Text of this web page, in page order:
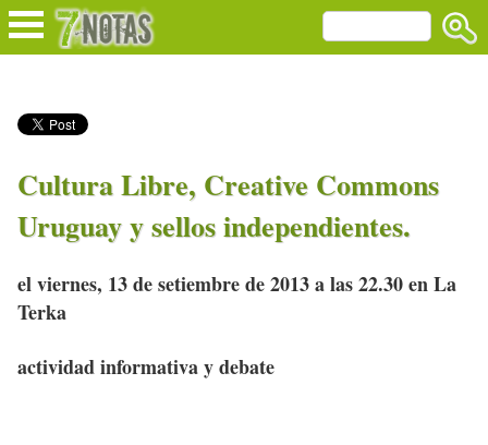
Cultura Libre, Creative Commons
Uruguay y sellos independientes.
el viernes, 13 de setiembre de 2013 a las 22.30 en La
Terka
actividad informativa y debate